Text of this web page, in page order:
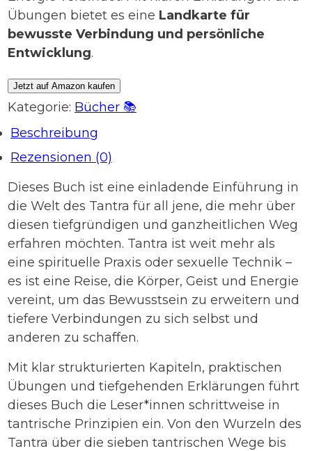
Übungen bietet es eine Landkarte für
bewusste Verbindung und persönliche
Entwicklung.
Jetzt auf Amazon kaufen
Kategorie: Bücher 📚
Beschreibung
Rezensionen (0)
Dieses Buch ist eine einladende Einführung in
die Welt des Tantra für all jene, die mehr über
diesen tiefgründigen und ganzheitlichen Weg
erfahren möchten. Tantra ist weit mehr als
eine spirituelle Praxis oder sexuelle Technik –
es ist eine Reise, die Körper, Geist und Energie
vereint, um das Bewusstsein zu erweitern und
tiefere Verbindungen zu sich selbst und
anderen zu schaffen.
Mit klar strukturierten Kapiteln, praktischen
Übungen und tiefgehenden Erklärungen führt
dieses Buch die Leser*innen schrittweise in
tantrische Prinzipien ein. Von den Wurzeln des
Tantra über die sieben tantrischen Wege bis